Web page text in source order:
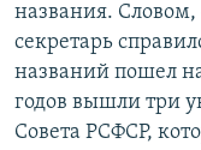
названия.
секретарь
названий пошел
годов вышли три
Совета РСФСР,